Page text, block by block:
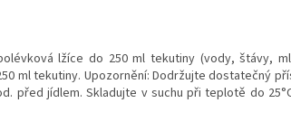
lžíce do 250 ml tekutiny (vody, štávy,
ml tekutiny. Upozornění: Dodržujte dostatečný
před jídlem. Skladujte v suchu při teplotě do